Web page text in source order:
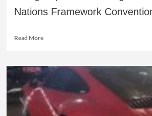
Nations Framework
Read More